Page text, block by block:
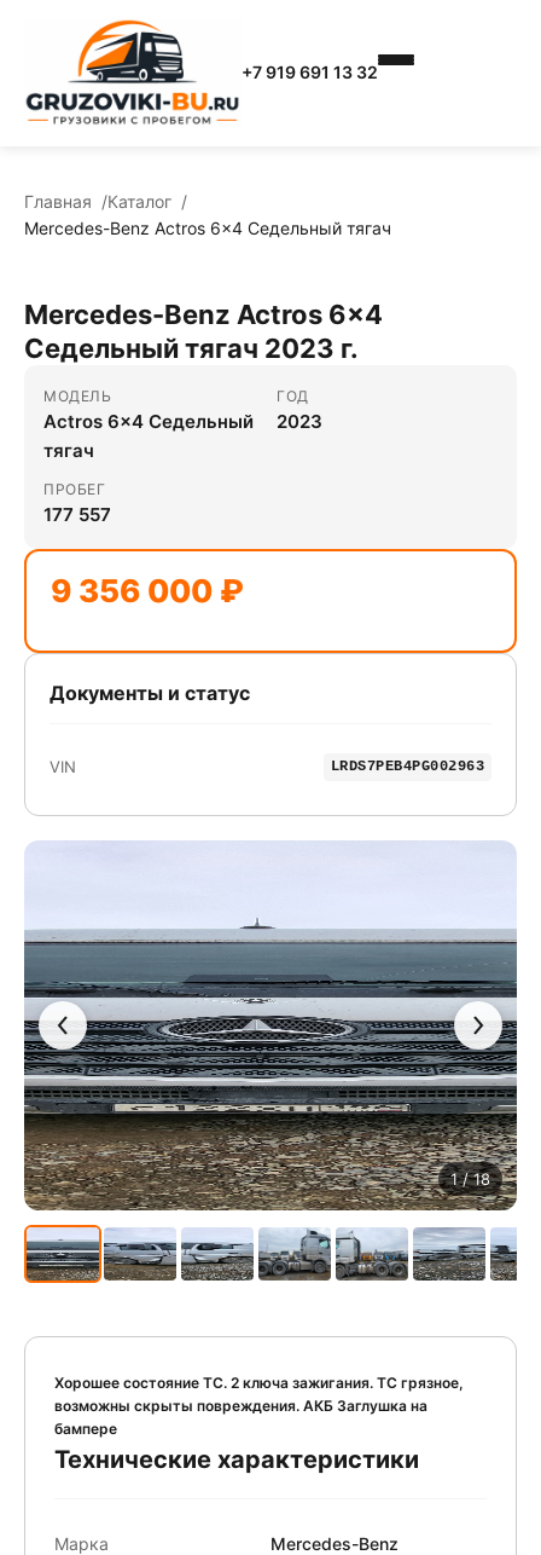
+7 919 691 13 32
Главная
Каталог
Mercedes-Benz Actros 6x4 Седельный тягач
1/ 18
Хорошее состояние ТС. 2 ключа зажигания. ТС грязное,
возможны скрыты повреждения. АКБ Заглушка на
бампере
Технические характеристики
Марка Mercedes-Benz
Mercedes-Benz Actros 6x4
Седельный тягач 2023 г.
МОДЕЛЬ
Actros 6x4 Седельный
тягач
ГОД
2023
ПРОБЕГ
177 557
9 356 000 ₽
Документы и статус
VIN LRDS7PEB4PG002963